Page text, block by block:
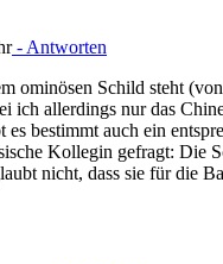
- Antworten
ominösen Schild steht
ich allerdings nur das
bestimmt auch ein
Kollegin gefragt: Die
nicht, dass sie für die